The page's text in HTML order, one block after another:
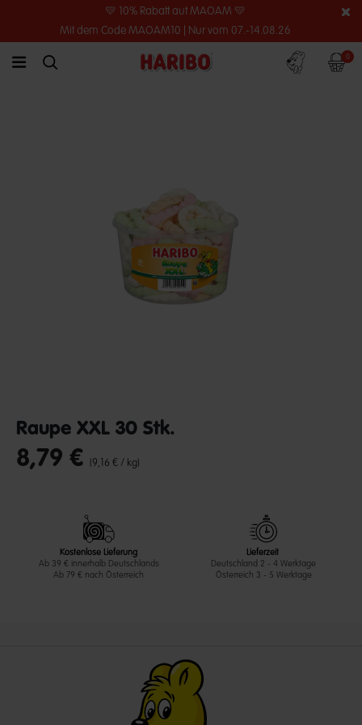
💛 10% Rabatt auf MAOAM 💛
Mit dem Code MAOAM10 | Nur vom 07.-14.08.26
link.header.menu.label
simplesearch.search.label
Konto 0
Raupe XXL 30 Stk.
undefined out of 5 Customer Rating
8,79 € (9,16 € / kg)
Kostenlose Lieferung
Ab 39 € innerhalb Deutschlands
Ab 79 € nach Österreich
Lieferzeit
Deutschland 2 - 4 Werktage
Österreich 3 - 5 Werktage